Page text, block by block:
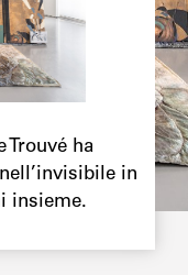
Trouvé ha
in
insieme.